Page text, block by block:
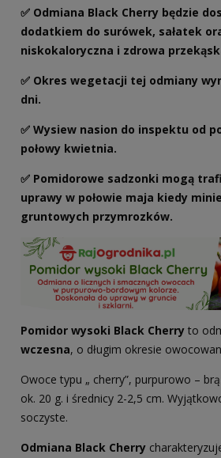
✅ Odmiana Black Cherry będzie
dodatkiem do surówek, sałatek
niskokaloryczna i zdrowa
✅ Okres wegetacji tej odmiany
dni.
✅ Wysiew nasion do inspektu od
połowy kwietnia.
✅ Pomidorowe sadzonki mogą
uprawy w połowie maja kiedy
gruntowych przymrozków.
Pomidor wysoki Black Cherry to
wczesna, o długim okresie
Owoce typu „ cherry”, purpurowo –
ok. 20 g. i średnicy 2-2,5 cm.
soczyste.
Odmiana Black Cherry